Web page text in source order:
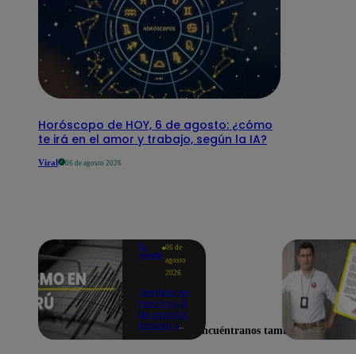
Horóscopo de HOY, 6 de agosto: ¿cómo
te irá en el amor y trabajo, según la IA?
Viral 06 de agosto 2026
Te
ayudo
06 de
agosto
2026
Temblor en
Perú hoy, 6
de agosto:
horario y
Encuéntranos también en